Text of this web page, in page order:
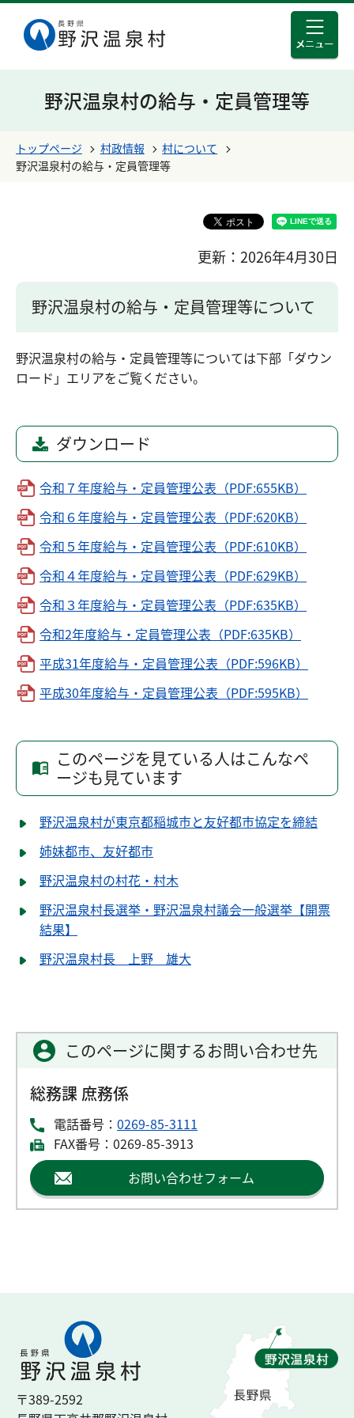
メニュ
野沢温泉村の給与・定員管理等
トップページ 村政情報
村について
野沢温泉村の給与・定員管理等
更新：2026年4月30日
野沢温泉村の給与・定員管理等について
野沢温泉村の給与・定員管理等については下部「ダウン
ロード」エリアをご覧ください。
ダウンロード
令和７年度給与・定員管理公表（PDF:655KB）
令和６年度給与・定員管理公表（PDF:620KB）
令和５年度給与・定員管理公表（PDF:610KB）
令和４年度給与・定員管理公表（PDF:629KB）
令和３年度給与・定員管理公表（PDF:635KB）
令和2年度給与・定員管理公表（PDF:635KB）
平成31年度給与・定員管理公表（PDF:596KB）
平成30年度給与・定員管理公表（PDF:595KB）
このページを見ている人はこんなペ
ージも見ています
野沢温泉村が東京都稲城市と友好都市協定を締結
姉妹都市、友好都市
野沢温泉村の村花・村木
野沢温泉村長選挙・野沢温泉村議会一般選挙【開票
結果】
野沢温泉村長 上野 雄大
このページに関するお問い合わせ先
総務課 庶務係
電話番号： 0269-85-3111
FAX番号：0269-85-3913
お問い合わせフォーム
〒389-2592